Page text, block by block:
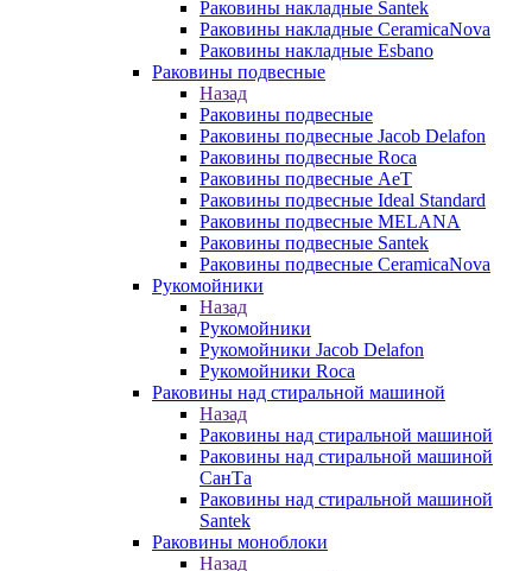
Раковины накладные Santek
Раковины накладные CeramicaNova
Раковины накладные Esbano
Раковины подвесные
Назад
Раковины подвесные
Раковины подвесные Jacob Delafon
Раковины подвесные Roca
Раковины подвесные AeT
Раковины подвесные Ideal Standard
Раковины подвесные MELANA
Раковины подвесные Santek
Раковины подвесные CeramicaNova
Рукомойники
Назад
Рукомойники
Рукомойники Jacob Delafon
Рукомойники Roca
Раковины над стиральной машиной
Назад
Раковины над стиральной машиной
Раковины над стиральной машиной
СанТа
Раковины над стиральной машиной
Santek
Раковины моноблоки
Назад